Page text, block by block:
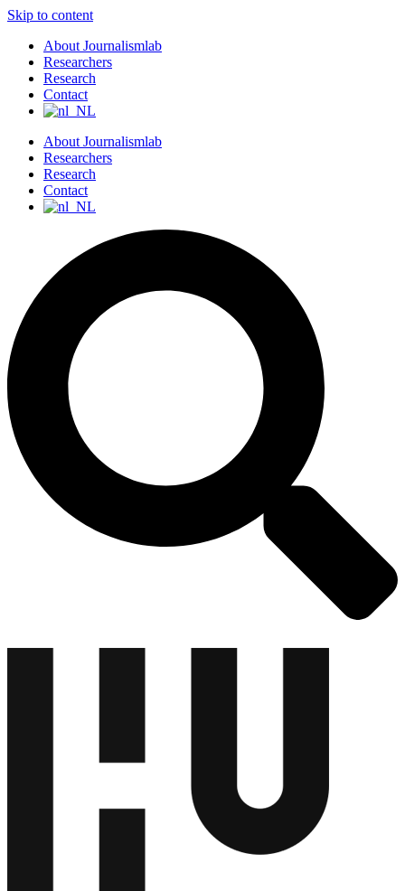
Skip to content
About Journalismlab
Researchers
Research
Contact
About Journalismlab
Researchers
Research
Contact